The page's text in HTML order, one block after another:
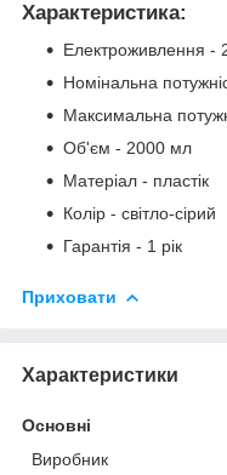
Характеристика:
Електроживлення -
Номінальна
Максимальна
Об'єм - 2000 мл
Матеріал - пластік
Колір - світло-сірий
Гарантія - 1 рік
Приховати
Характеристики
Основні
Виробник